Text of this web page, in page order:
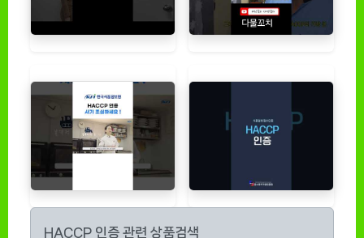
HACCP 인증 관련 상품검색